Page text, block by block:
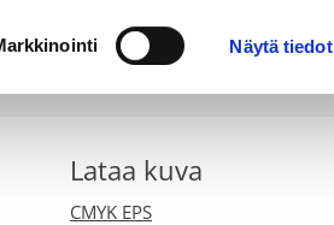
Näytä tiedot
lukea ohjeita logon käyttöön.
Lataa kuva
CMYK EPS